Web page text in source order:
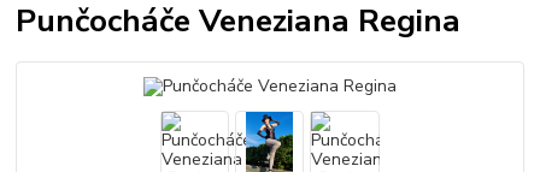
Punčocháče Veneziana Regina